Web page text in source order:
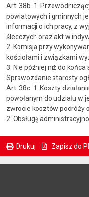
Art. 38b. 1.
powiatowych i gminnych
informacji o ich pracy, z
śledczych oraz akt w
2. Komisja przy
kościołami i związkami
3. Nie później niż do
Sprawozdanie starosty
Art. 38c. 1. Koszty
powołanym do udziału w
zwrocie kosztów podróży
2. Obsługę
Drukuj Zapisz do